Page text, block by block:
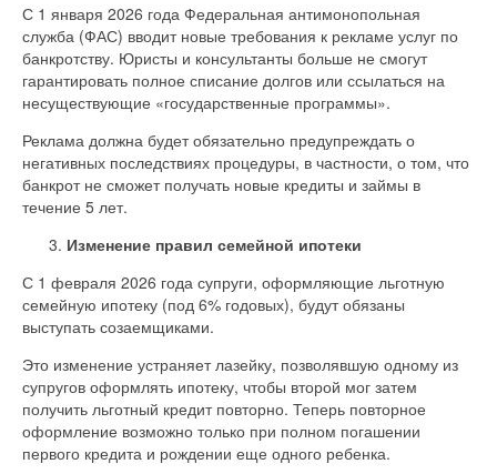
С 1 января 2026 года Федеральная антимонопольная
служба (ФАС) вводит новые требования к рекламе услуг по
банкротству. Юристы и консультанты больше не смогут
гарантировать полное списание долгов или ссылаться на
несуществующие «государственные программы».
Реклама должна будет обязательно предупреждать о
негативных последствиях процедуры, в частности, о том, что
банкрот не сможет получать новые кредиты и займы в
течение 5 лет.
Изменение правил семейной ипотеки
С 1 февраля 2026 года супруги, оформляющие льготную
семейную ипотеку (под 6% годовых), будут обязаны
выступать созаемщиками.
Это изменение устраняет лазейку, позволявшую одному из
супругов оформлять ипотеку, чтобы второй мог затем
получить льготный кредит повторно. Теперь повторное
оформление возможно только при полном погашении
первого кредита и рождении еще одного ребенка.